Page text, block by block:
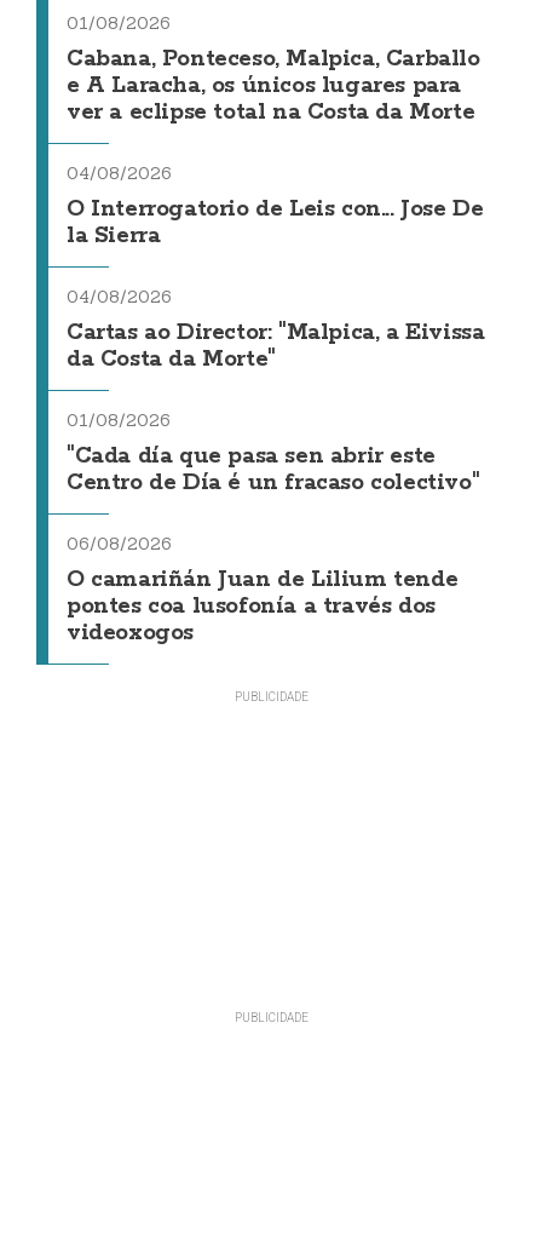
01/08/2026
Cabana, Ponteceso, Malpica, Carballo
e A Laracha, os únicos lugares para
ver a eclipse total na Costa da Morte
04/08/2026
O Interrogatorio de Leis con... Jose De
la Sierra
04/08/2026
Cartas ao Director: "Malpica, a Eivissa
da Costa da Morte"
01/08/2026
"Cada día que pasa sen abrir este
Centro de Día é un fracaso colectivo"
06/08/2026
O camariñán Juan de Lilium tende
pontes coa lusofonía a través dos
videoxogos